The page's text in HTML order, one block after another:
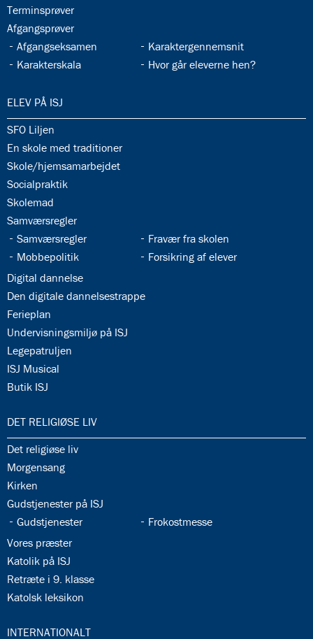
33.9:
Terminsprøver
33.10:
Afgangsprøver
33.11:
Afgangseksamen 33.12:
Karaktergennemsnit
33.13:
Karakterskala 33.14:
Hvor går eleverne hen?
34.0:
ELEV PÅ ISJ
34.1:
SFO Liljen
34.2:
En skole med traditioner
34.3:
Skole/hjemsamarbejdet
34.4:
Socialpraktik
34.5:
Skolemad
34.6:
Samværsregler
34.7:
Samværsregler 34.8:
Fravær fra skolen
34.9:
Mobbepolitik 34.10:
Forsikring af elever
34.11:
Digital dannelse
34.12:
Den digitale dannelsestrappe
34.13:
Ferieplan
34.14:
Undervisningsmiljø på ISJ
34.15:
Legepatruljen
34.16:
ISJ Musical
34.17:
Butik ISJ
35.0:
DET RELIGIØSE LIV
35.1:
Det religiøse liv
35.2:
Morgensang
35.3:
Kirken
35.4:
Gudstjenester på ISJ
35.5:
Gudstjenester 35.6:
Frokostmesse
35.7:
Vores præster
35.8:
Katolik på ISJ
35.9:
Retræte i 9. klasse
35.10:
Katolsk leksikon
36.0:
INTERNATIONALT